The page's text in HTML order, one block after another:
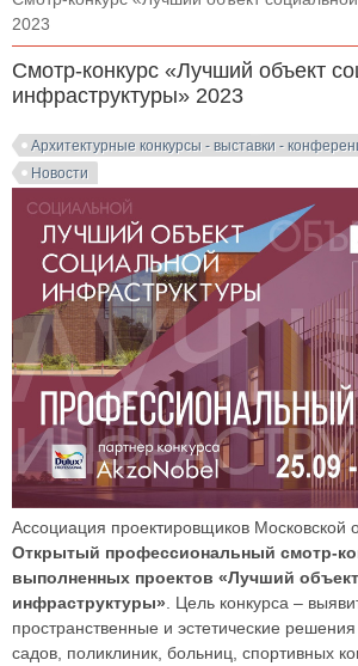
2023
Смотр-конкурс «Лучший объект
инфраструктуры» 2023
Архитектурные конкурсы - выставки -
Новости
Ассоциация проектировщиков Московской
Открытый профессиональный смотр-
выполненных проектов «Лучший
инфраструктуры» . Цель конкурса –
пространственные и эстетические
садов, поликлиник, больниц, спортивных